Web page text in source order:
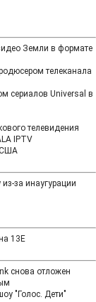
Земли в формате
телеканала
сериалов Universal в
телевидения
IPTV
США
за инаугурации
13E
снова отложен
"Голос. Дети"